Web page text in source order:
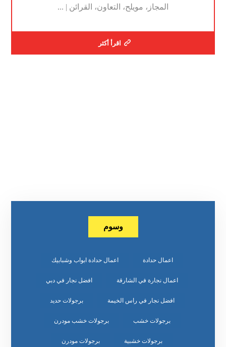
المجاز، مويلح، التعاون، القرائن | ...
اقرأ أكثر
وسوم
اعمال حدادة اعمال حدادة ابواب وشبابيك
اعمال نجارة في الشارقة افضل نجار في دبي
افضل نجار في راس الخيمة برجولات حديد
برجولات خشب برجولات خشب مودرن
برجولات خشبية برجولات مودرن